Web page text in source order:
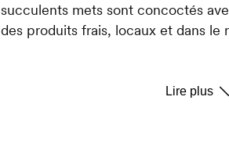
succulents mets sont concoctés
des produits frais, locaux et dans le
convivial dans cet établissement